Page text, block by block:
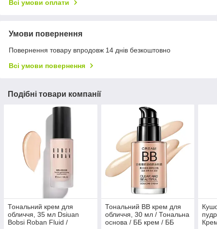
Всі умови оплати
Умови повернення
Повернення товару впродовж 14 днів безкоштовно
Всі умови повернення
Подібні товари компанії
Тональний крем для
обличчя, 35 мл Dsiuan
Bobsi Roban Fluid /
Тональний BB крем для
обличчя, 30 мл / Тональна
основа / ББ крем / ББ